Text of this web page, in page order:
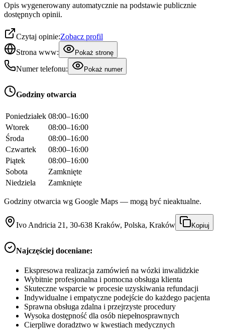
Opis wygenerowany automatycznie na podstawie publicznie
dostępnych opinii.
Czytaj opinie:Zobacz profil
Strona www:
Pokaż stronę
Numer telefonu: Pokaż numer
Godziny otwarcia
Poniedziałek 08:00–16:00
Wtorek
08:00–16:00
Środa
08:00–16:00
Czwartek
08:00–16:00
Piątek
08:00–16:00
Sobota
Zamknięte
Niedziela
Zamknięte
Godziny otwarcia wg Google Maps — mogą być nieaktualne.
Ivo Andricia 21, 30-638 Kraków, Polska, Kraków Kopiuj
Najczęściej doceniane:
Ekspresowa realizacja zamówień na wózki inwalidzkie
Wybitnie profesjonalna i pomocna obsługa klienta
Skuteczne wsparcie w procesie uzyskiwania refundacji
Indywidualne i empatyczne podejście do każdego pacjenta
Sprawna obsługa zdalna i przejrzyste procedury
Wysoka dostępność dla osób niepełnosprawnych
Cierpliwe doradztwo w kwestiach medycznych